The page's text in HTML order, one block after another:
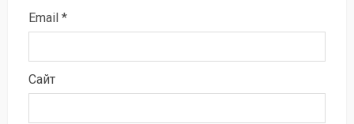
Email *
Сайт